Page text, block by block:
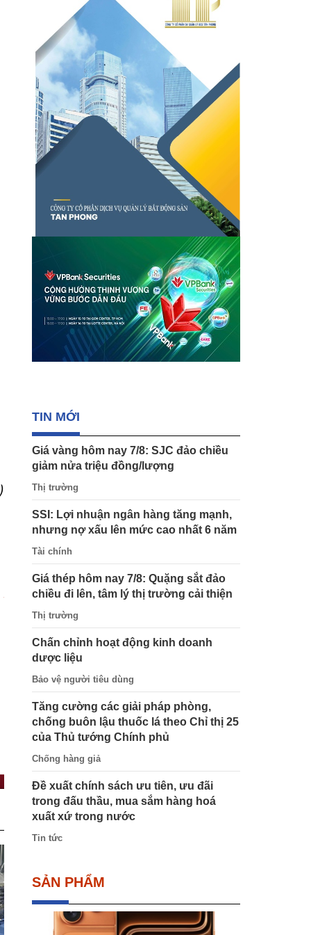
TIN MỚI
Giá vàng hôm nay 7/8: SJC đảo chiều
giảm nửa triệu đồng/lượng
Thị trường
SSI: Lợi nhuận ngân hàng tăng mạnh,
nhưng nợ xấu lên mức cao nhất 6 năm
Tài chính
Giá thép hôm nay 7/8: Quặng sắt đảo
chiều đi lên, tâm lý thị trường cải thiện
Thị trường
Chấn chỉnh hoạt động kinh doanh
dược liệu
Bảo vệ người tiêu dùng
Tăng cường các giải pháp phòng,
chống buôn lậu thuốc lá theo Chỉ thị 25
của Thủ tướng Chính phủ
Chống hàng giả
Đề xuất chính sách ưu tiên, ưu đãi
trong đấu thầu, mua sắm hàng hoá
xuất xứ trong nước
Tin tức
SẢN PHẨM